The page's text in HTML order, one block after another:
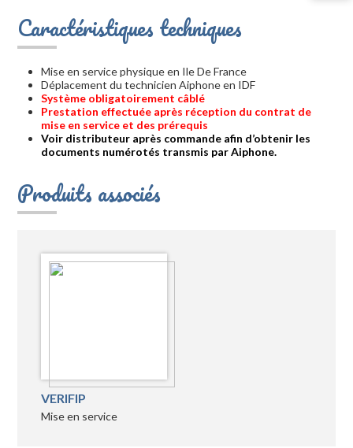
Caractéristiques techniques
Mise en service physique en Ile De France
Déplacement du technicien Aiphone en IDF
Système obligatoirement câblé
Prestation effectuée après réception du contrat de
mise en service et des prérequis
Voir distributeur après commande afin d’obtenir les
documents numérotés transmis par Aiphone.
Produits associés
VERIFIP
Mise en service